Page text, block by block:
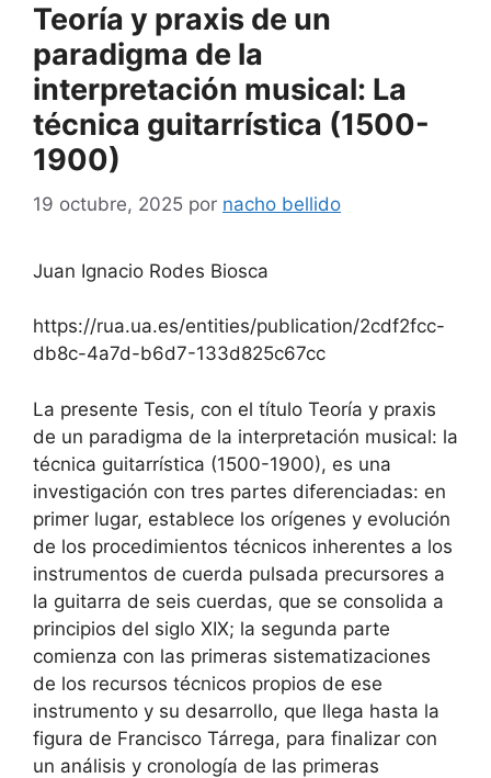
Teoría y praxis de un
paradigma de la
interpretación musical: La
técnica guitarrística (1500-
1900)
19 octubre, 2025 por nacho bellido
Juan Ignacio Rodes Biosca
https://rua.ua.es/entities/publication/2cdf2fcc-
db8c-4a7d-b6d7-133d825c67cc
La presente Tesis, con el título Teoría y praxis
de un paradigma de la interpretación musical: la
técnica guitarrística (1500-1900), es una
investigación con tres partes diferenciadas: en
primer lugar, establece los orígenes y evolución
de los procedimientos técnicos inherentes a los
instrumentos de cuerda pulsada precursores a
la guitarra de seis cuerdas, que se consolida a
principios del siglo XIX; la segunda parte
comienza con las primeras sistematizaciones
de los recursos técnicos propios de ese
instrumento y su desarrollo, que llega hasta la
figura de Francisco Tárrega, para finalizar con
un análisis y cronología de las primeras